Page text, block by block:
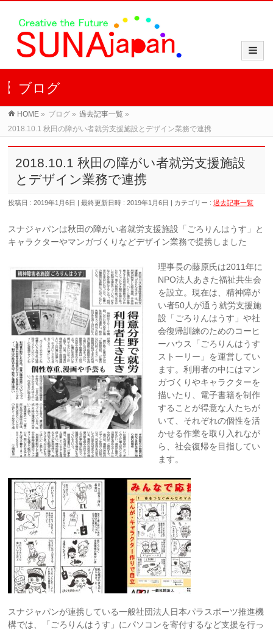
ブログ
HOME » ブログ » 過去記事一覧 »
2018.10.1 秋田の障がい者就労支援施設とデザイン業務で連携
2018.10.1 秋田の障がい者就労支援施設
とデザイン業務で連携
投稿日 : 2019年1月6日 最終更新日時 : 2019年1月6日 カテゴリー :過去記事一覧
スナジャパンは秋田の障がい者就労支援施設「ごろりんはうす」と
キャラクターやマンガづくりなどデザイン業務で提携しました
理事長の藤原氏は2011年に
NPO法人あきた福祉共生会
を設立。現在は、精神障が
い者50人が通う就労支援施
設「ごろりんはうす」や社
会復帰訓練のためのコーヒ
ーハウス「ごろりんはうす
ストーリー」を運営してい
ます。利用者の中にはマン
ガづくりやキャラクターを
描いたり、電子書籍を制作
することが得意な人たちが
いて、それぞれの個性を活
かせる作業を取り入れなが
ら、社会復帰を目指してい
ます。
スナジャパンが連携している一般社団法人日本パラスポーツ推進機
構では、「ごろりんはうす」にパソコンを寄付するなど支援を行っ